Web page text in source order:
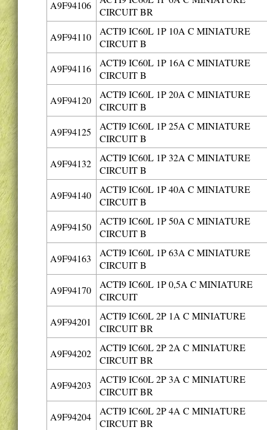
A9F94106
CIRCUIT BR
A9F94110
ACTI9 IC60L 1P 10A C MINIATURE
CIRCUIT B
A9F94116
ACTI9 IC60L 1P 16A C MINIATURE
CIRCUIT B
A9F94120
ACTI9 IC60L 1P 20A C MINIATURE
CIRCUIT B
A9F94125
ACTI9 IC60L 1P 25A C MINIATURE
CIRCUIT B
A9F94132
ACTI9 IC60L 1P 32A C MINIATURE
CIRCUIT B
A9F94140
ACTI9 IC60L 1P 40A C MINIATURE
CIRCUIT B
A9F94150
ACTI9 IC60L 1P 50A C MINIATURE
CIRCUIT B
A9F94163
ACTI9 IC60L 1P 63A C MINIATURE
CIRCUIT B
A9F94170
ACTI9 IC60L 1P 0,5A C MINIATURE
CIRCUIT
A9F94201
ACTI9 IC60L 2P 1A C MINIATURE
CIRCUIT BR
A9F94202
ACTI9 IC60L 2P 2A C MINIATURE
CIRCUIT BR
A9F94203
ACTI9 IC60L 2P 3A C MINIATURE
CIRCUIT BR
A9F94204
ACTI9 IC60L 2P 4A C MINIATURE
CIRCUIT BR